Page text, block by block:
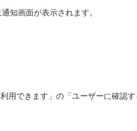
知画面が表示されます。
用できます」の「ユーザーに確認